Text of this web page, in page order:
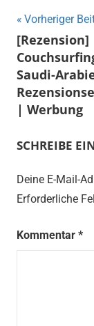
Vorheriger
[Rezension]
Saudi-
| Werbung
SCHREIBE
Deine E-Mail-
Erforderliche
Kommentar *